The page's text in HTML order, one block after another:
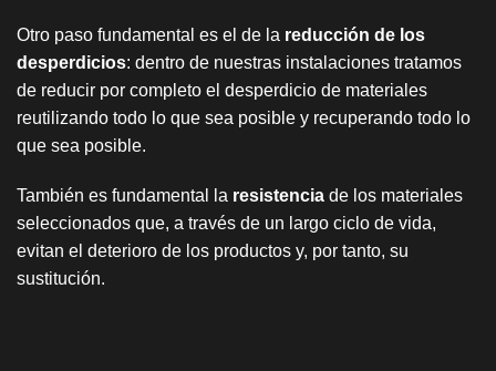
Otro paso fundamental es el de la reducción de los
desperdicios: dentro de nuestras instalaciones tratamos
de reducir por completo el desperdicio de materiales
reutilizando todo lo que sea posible y recuperando todo lo
que sea posible.
También es fundamental la resistencia de los materiales
seleccionados que, a través de un largo ciclo de vida,
evitan el deterioro de los productos y, por tanto, su
sustitución.